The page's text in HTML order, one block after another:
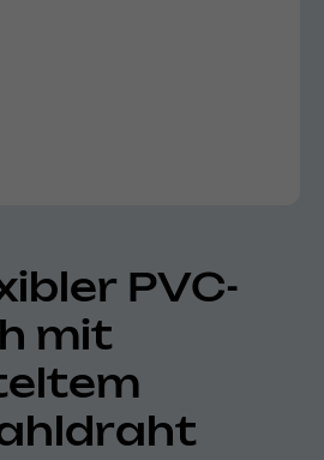
PVC-
mit